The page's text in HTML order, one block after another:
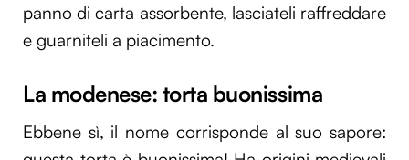
panno di carta assorbente, lasciateli raffreddare
e guarniteli a piacimento.
La modenese: torta buonissima
Ebbene sì, il nome corrisponde al suo sapore: